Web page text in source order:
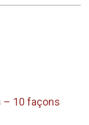
– 10 façons